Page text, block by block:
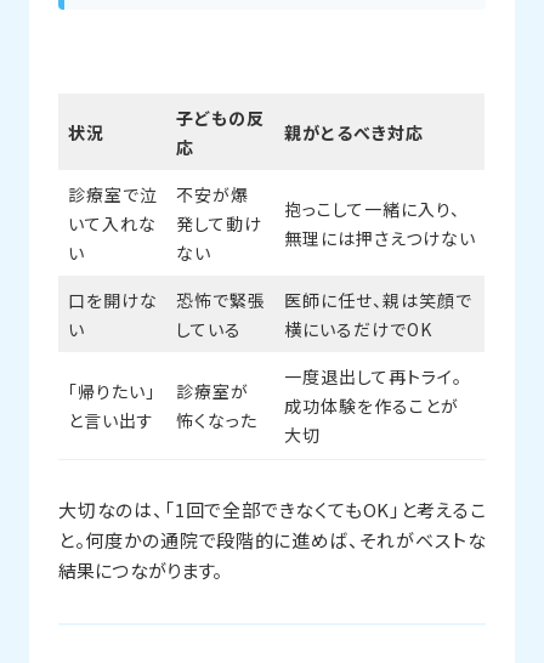
状況
子どもの反
応
親がとるべき対応
診療室で泣
いて入れな
い
不安が爆
発して動け
ない
抱っこして一緒に入り、
無理には押さえつけない
口を開けな
い
恐怖で緊張
している
医師に任せ、親は笑顔で
横にいるだけでOK
「帰りたい」
と言い出す
診療室が
怖くなった
一度退出して再トライ。
成功体験を作ることが
大切
大切なのは、「1回で全部できなくてもOK」と考えるこ
と。何度かの通院で段階的に進めば、それがベストな
結果につながります。